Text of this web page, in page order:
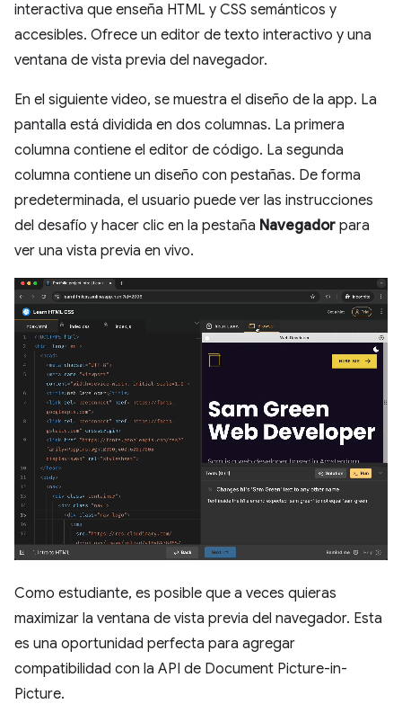
interactiva que enseña HTML y CSS semánticos y
accesibles. Ofrece un editor de texto interactivo y una
ventana de vista previa del navegador.
En el siguiente video, se muestra el diseño de la app. La
pantalla está dividida en dos columnas. La primera
columna contiene el editor de código. La segunda
columna contiene un diseño con pestañas. De forma
predeterminada, el usuario puede ver las instrucciones
del desafío y hacer clic en la pestaña Navegador para
ver una vista previa en vivo.
Como estudiante, es posible que a veces quieras
maximizar la ventana de vista previa del navegador. Esta
es una oportunidad perfecta para agregar
compatibilidad con la API de Document Picture-in-
Picture.